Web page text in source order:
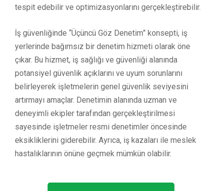
tespit edebilir ve optimizasyonlarını gerçekleştirebilir.
İş güvenliğinde “Üçüncü Göz Denetim” konsepti, iş
yerlerinde bağımsız bir denetim hizmeti olarak öne
çıkar. Bu hizmet, iş sağlığı ve güvenliği alanında
potansiyel güvenlik açıklarını ve uyum sorunlarını
belirleyerek işletmelerin genel güvenlik seviyesini
artırmayı amaçlar. Denetimin alanında uzman ve
deneyimli ekipler tarafından gerçekleştirilmesi
sayesinde işletmeler resmi denetimler öncesinde
eksikliklerini giderebilir. Ayrıca, iş kazaları ile meslek
hastalıklarının önüne geçmek mümkün olabilir.